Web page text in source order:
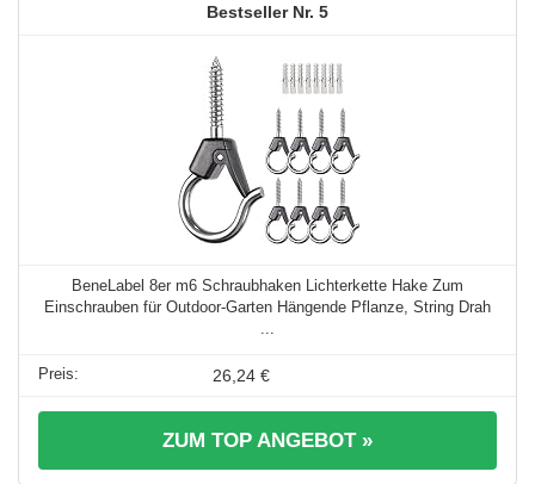
5
BeneLabel 8er m6 Schraubhaken Lichterkette Hake Zum
Einschrauben für Outdoor-Garten Hängende Pflanze, String Drah
26,24 €
ZUM TOP ANGEBOT »